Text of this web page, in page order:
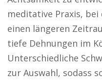
meditative Praxis,
einen längeren
tiefe Dehnungen im
Unterschiedliche
zur Auswahl, sodass